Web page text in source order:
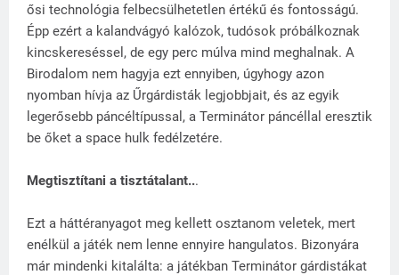
ősi technológia felbecsülhetetlen értékű és fontosságú.
Épp ezért a kalandvágyó kalózok, tudósok próbálkoznak
kincskereséssel, de egy perc múlva mind meghalnak. A
Birodalom nem hagyja ezt ennyiben, úgyhogy azon
nyomban hívja az Űrgárdisták legjobbjait, és az egyik
legerősebb páncéltípussal, a Terminátor páncéllal eresztik
be őket a space hulk fedélzetére.
Megtisztítani a tisztátalant...
Ezt a háttéranyagot meg kellett osztanom veletek, mert
enélkül a játék nem lenne ennyire hangulatos. Bizonyára
már mindenki kitalálta: a játékban Terminátor gárdistákat